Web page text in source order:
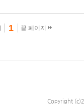
1 끝 페이지
Copyright